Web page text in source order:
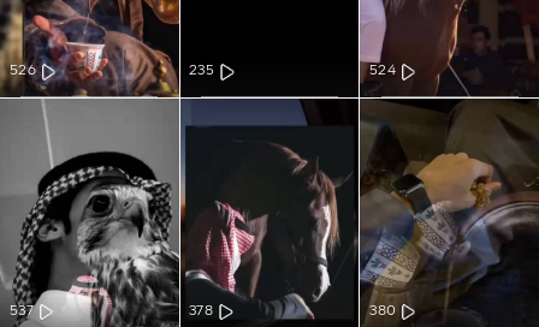
524
235
526
380
378
537